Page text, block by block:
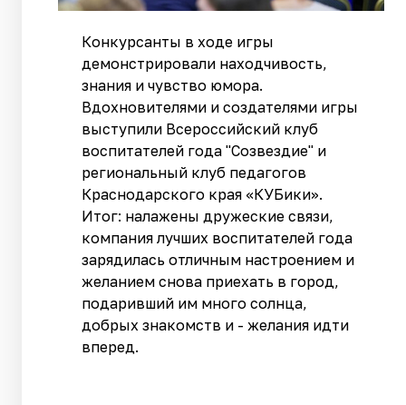
Конкурсанты в ходе игры
демонстрировали находчивость,
знания и чувство юмора.
Вдохновителями и создателями игры
выступили Всероссийский клуб
воспитателей года "Созвездие" и
региональный клуб педагогов
Краснодарского края «КУБики».
Итог: налажены дружеские связи,
компания лучших воспитателей года
зарядилась отличным настроением и
желанием снова приехать в город,
подаривший им много солнца,
добрых знакомств и - желания идти
вперед.